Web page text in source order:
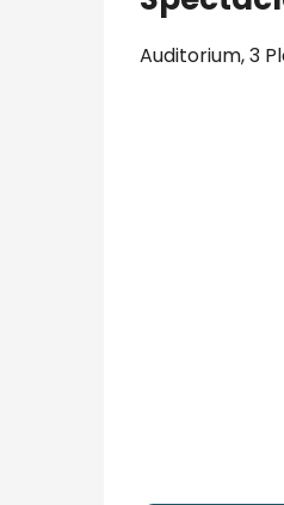
Auditorium, 3